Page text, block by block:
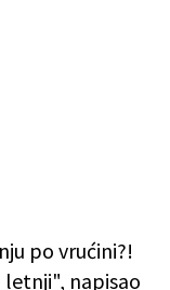
po vrućini?!
letnji", napisao